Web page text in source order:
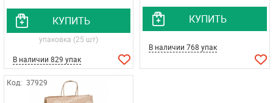
КУПИТЬ
упаковка (25 шт)
В наличии 829 упак
КУПИТЬ
В наличии 768 упак
Код: 37929